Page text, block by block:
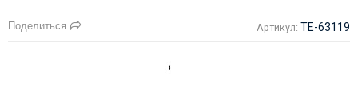
Поделиться Артикул: TE-63119